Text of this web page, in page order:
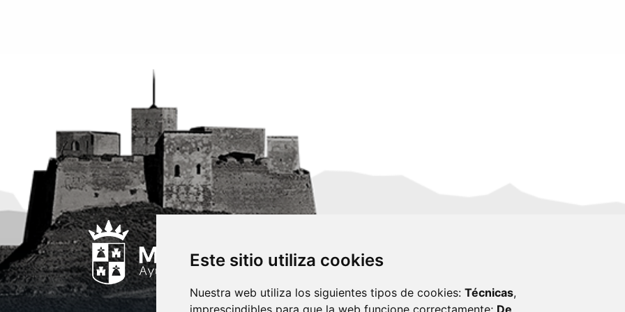
Este sitio utiliza cookies
Nuestra web utiliza los siguientes tipos de cookies: Técnicas,
imprescindibles para que la web funcione correctamente; De